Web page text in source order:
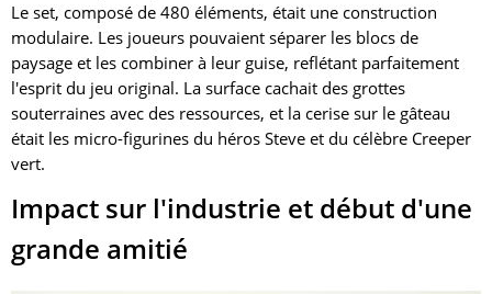
Le set, composé de 480 éléments, était une construction
modulaire. Les joueurs pouvaient séparer les blocs de
paysage et les combiner à leur guise, reflétant parfaitement
l'esprit du jeu original. La surface cachait des grottes
souterraines avec des ressources, et la cerise sur le gâteau
était les micro-figurines du héros Steve et du célèbre Creeper
vert.
Impact sur l'industrie et début d'une
grande amitié